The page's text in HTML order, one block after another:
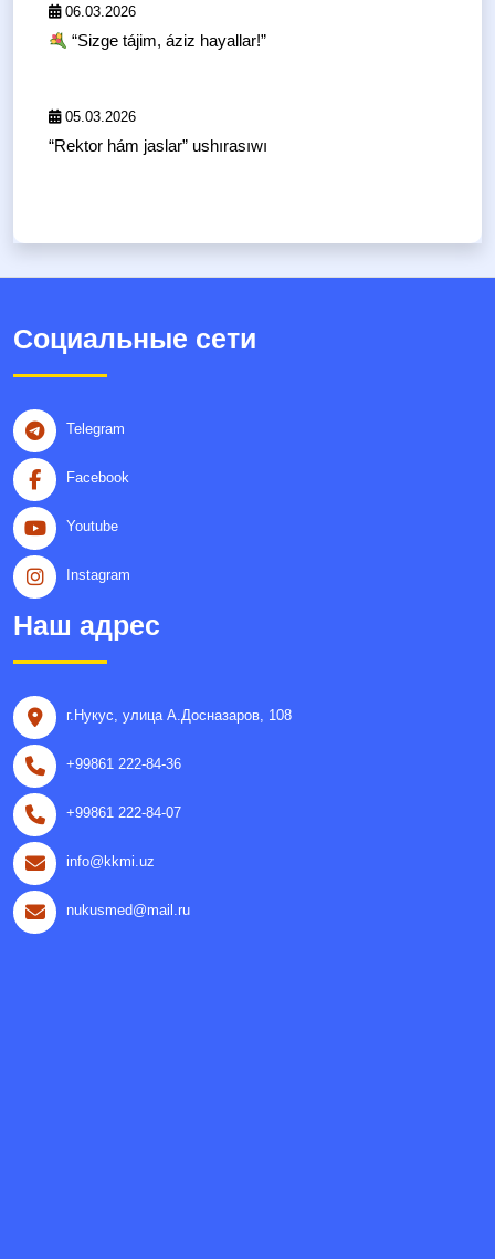
06.03.2026
“Sizge tájim, áziz hayallar!”
05.03.2026
“Rektor hám jaslar” ushırasıwı
Социальные сети
Telegram
Facebook
Youtube
Instagram
Наш адрес
г.Нукус, улица A.Досназаров, 108
+99861 222-84-36
+99861 222-84-07
info@kkmi.uz
nukusmed@mail.ru